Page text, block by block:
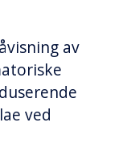
av
ved